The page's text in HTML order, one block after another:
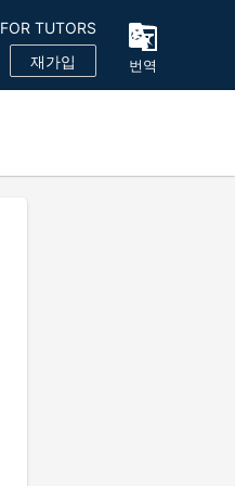
FOR TUTORS
재가입 번역